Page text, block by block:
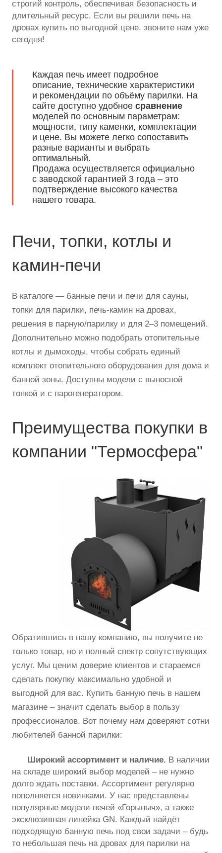
строгий контроль, обеспечивая безопасность и
длительный ресурс. Если вы решили печь на
дровах купить по выгодной цене, звоните нам уже
сегодня!
Каждая печь имеет подробное
описание, технические характеристики
и рекомендации по объёму парилки. На
сайте доступно удобное сравнение
моделей по основным параметрам:
мощности, типу каменки, комплектации
и цене. Вы можете легко сопоставить
разные варианты и выбрать
оптимальный.
Продажа осуществляется официально
с заводской гарантией 3 года – это
подтверждение высокого качества
нашего товара.
Печи, топки, котлы и
камин-печи
В каталоге — банные печи и печи для сауны,
топки для парилки, печь-камин на дровах,
решения в парную/парилку и для 2–3 помещений.
Дополнительно можно подобрать отопительные
котлы и дымоходы, чтобы собрать единый
комплект отопительного оборудования для дома и
банной зоны. Доступны модели с выносной
топкой и с парогенератором.
Преимущества покупки в
компании "Термосфера"
Обратившись в нашу компанию, вы получите не
только товар, но и полный спектр сопутствующих
услуг. Мы ценим доверие клиентов и стараемся
сделать покупку максимально удобной и
выгодной для вас. Купить банную печь в нашем
магазине – значит сделать выбор в пользу
профессионалов. Вот почему нам доверяют сотни
любителей банной парилки:
Широкий ассортимент и наличие. В наличии
на складе широкий выбор моделей – не нужно
долго ждать поставки. Ассортимент регулярно
пополняется новинками. У нас представлены
популярные модели печей «Горыныч», а также
эксклюзивная линейка GN. Каждый найдёт
подходящую банную печь под свои задачи – будь
то небольшая печь на дровах для парилки на